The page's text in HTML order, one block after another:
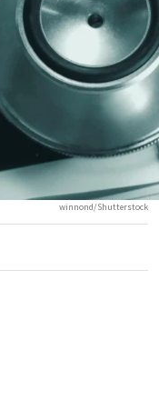
winnond/Shutterstock